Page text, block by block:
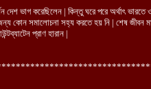
ভাগ করেছিলেন | কিন্তু ঘরে পরে অর্থাৎ
কোন সমালোচনা সহ্য করতে হয় নি | শেষ জীবন
প্রাণ হারান |